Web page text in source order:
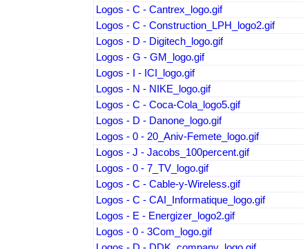
Logos - C - Cantrex_logo.gif
Logos - C - Construction_LPH_logo2.gif
Logos - D - Digitech_logo.gif
Logos - G - GM_logo.gif
Logos - I - ICI_logo.gif
Logos - N - NIKE_logo.gif
Logos - C - Coca-Cola_logo5.gif
Logos - D - Danone_logo.gif
Logos - 0 - 20_Aniv-Femete_logo.gif
Logos - J - Jacobs_100percent.gif
Logos - 0 - 7_TV_logo.gif
Logos - C - Cable-y-Wireless.gif
Logos - C - CAI_Informatique_logo.gif
Logos - E - Energizer_logo2.gif
Logos - 0 - 3Com_logo.gif